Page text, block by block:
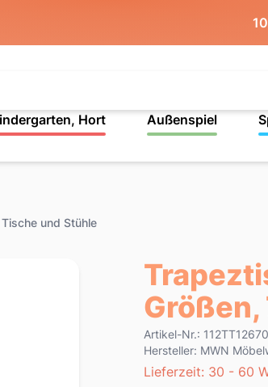
Hort Außenspiel
Tische und Stühle
Größen,
Product information
Artikel-Nr.:
Hersteller: MWN
Lieferzeit
Lieferzeit: 30 - 60